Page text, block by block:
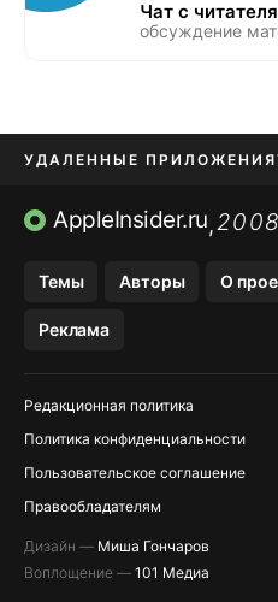
Чат с
обсуждение
УДАЛЕННЫЕ ПРИЛОЖЕНИЯ
ПРИЛОЖЕНИЯ БЕЗ APP STORE
AppleInsider.ru,
Темы Авторы О
Реклама
Редакционная политика
Политика конфиденциальности
Пользовательское соглашение
Правообладателям
Дизайн — Миша Гончаров
Воплощение — 101 Медиа